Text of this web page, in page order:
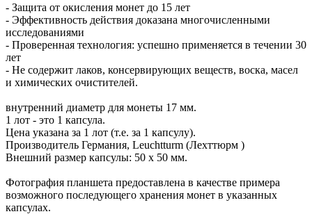
- Защита от окисления монет до 15 лет
- Эффективность действия доказана многочисленными
исследованиями
- Проверенная технология: успешно применяется в течении 30
лет
- Не содержит лаков, консервирующих веществ, воска, масел
и химических очистителей.
внутренний диаметр для монеты 17 мм.
1 лот - это 1 капсула.
Цена указана за 1 лот (т.е. за 1 капсулу).
Производитель Германия, Leuchtturm (Лехттюрм )
Внешний размер капсулы: 50 х 50 мм.
Фотография планшета предоставлена в качестве примера
возможного последующего хранения монет в указанных
капсулах.